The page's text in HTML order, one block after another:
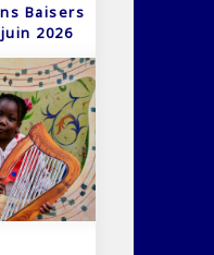
Baisers
2026